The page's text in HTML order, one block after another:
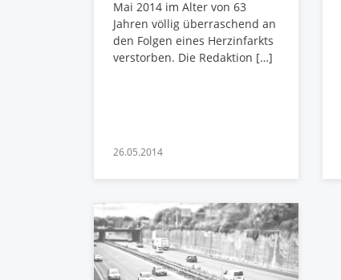
Mai 2014 im Alter von 63
Jahren völlig überraschend an
den Folgen eines Herzinfarkts
verstorben. Die Redaktion […]
26.05.2014